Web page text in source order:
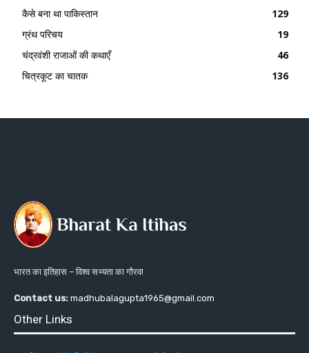
कैसे बना था पाकिस्तान
129
ग्रंथ परिचय
19
चंद्रवंशी राजाओं की कथाएँ
46
चित्रकूट का चातक
136
भारत का इतिहास – विश्व सभ्यता का गौरव!
Contact us: madhubalagupta1965@gmail.com
Other Links